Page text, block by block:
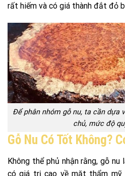
rất hiếm và có giá thành đắt đỏ
Để phân nhóm gỗ nu, ta cần dựa
chủ, mức độ
Gỗ Nu Có Tốt Không?
Không thể phủ nhận rằng, gỗ
có giá trị cao về mặt thẩm mỹ